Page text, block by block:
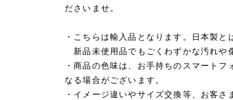
ださいませ。
・こちらは輸入品となります。日本製と
新品未使用品でもごくわずかな汚れや
・商品の色味は、お手持ちのスマート
なる場合がございます。
・イメージ違いやサイズ交換等、お客